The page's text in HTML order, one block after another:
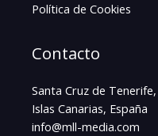
Política de Cookies
Contacto
Santa Cruz de Tenerife,
Islas Canarias, España
info@mll-media.com